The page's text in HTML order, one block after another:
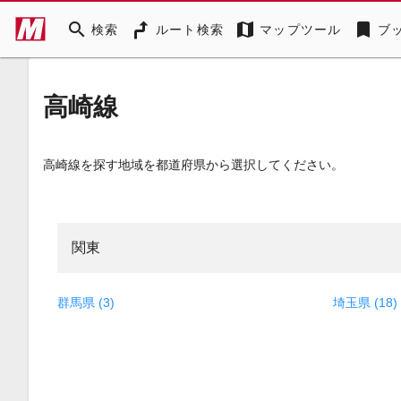
search 検索 ルート検索 map マップツール bookmark ブ
高崎線
高崎線を探す地域を都道府県から選択してください。
関東
群馬県 (3) 埼玉県 (18)